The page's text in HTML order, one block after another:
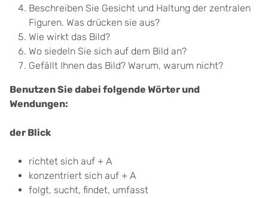
Beschreiben Sie Gesicht und Haltung der zentralen
Figuren. Was drücken sie aus?
Wie wirkt das Bild?
Wo siedeln Sie sich auf dem Bild an?
Gefällt Ihnen das Bild? Warum, warum nicht?
Benutzen Sie dabei folgende Wörter und
Wendungen:
der Blick
richtet sich auf + A
konzentriert sich auf + A
folgt, sucht, findet, umfasst